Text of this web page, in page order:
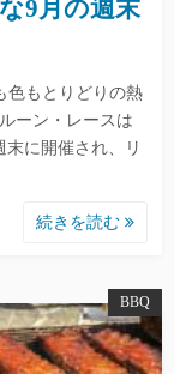
9月の週末
色もとりどりの熱
ーン・レースは
末に開催され、リ
続きを読む
BBQ